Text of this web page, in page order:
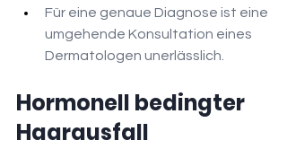
Für eine genaue Diagnose ist eine
umgehende Konsultation eines
Dermatologen unerlässlich.
Hormonell bedingter
Haarausfall